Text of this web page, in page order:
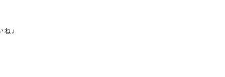
ね♩